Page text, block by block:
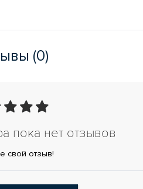
(0)
пока нет отзывов
свой отзыв!